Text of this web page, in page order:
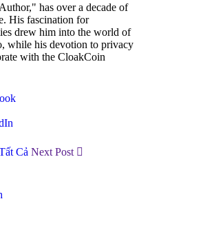
has over a decade of
His fascination for
drew him into the world of
while his devotion to privacy
with the CloakCoin
Cả Next Post